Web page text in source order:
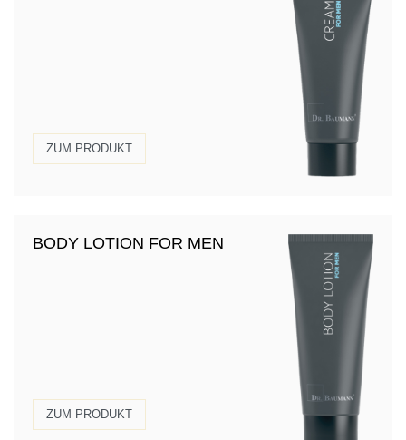
ZUM PRODUKT
BODY LOTION FOR MEN
ZUM PRODUKT